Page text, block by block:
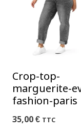
Crop-top-
marguerite-
fashion-paris
35,00€ TTC